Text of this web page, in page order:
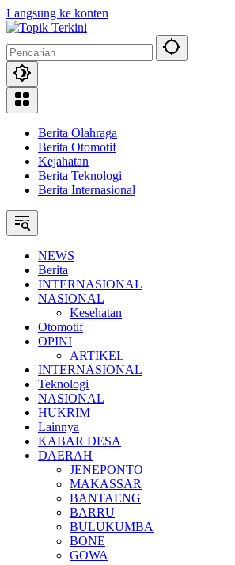
Langsung ke konten
Berita Olahraga
Berita Otomotif
Kejahatan
Berita Teknologi
Berita Internasional
NEWS
Berita
INTERNASIONAL
NASIONAL
Kesehatan
Otomotif
OPINI
ARTIKEL
INTERNASIONAL
Teknologi
NASIONAL
HUKRIM
Lainnya
KABAR DESA
DAERAH
JENEPONTO
MAKASSAR
BANTAENG
BARRU
BULUKUMBA
BONE
GOWA